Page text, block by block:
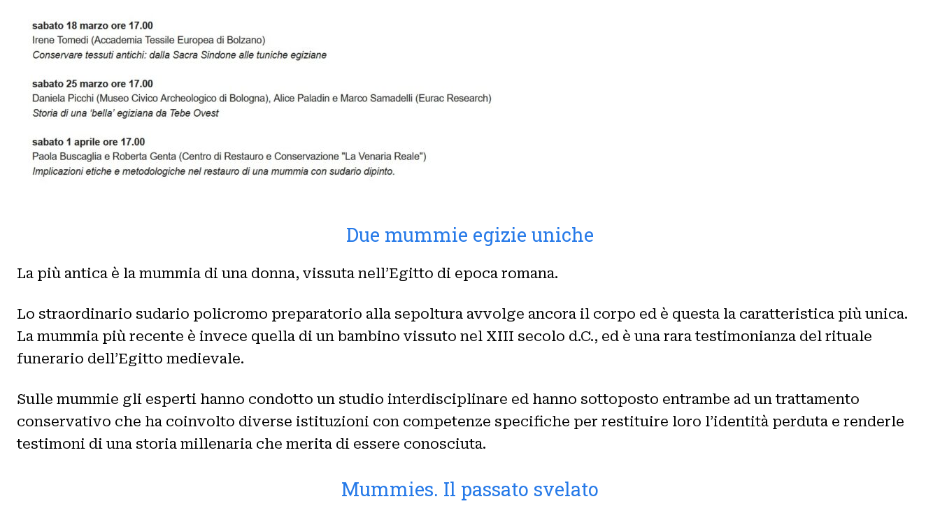
Due mummie egizie uniche
La più antica è la mummia di una donna, vissuta nell’Egitto di epoca romana.
Lo straordinario sudario policromo preparatorio alla sepoltura avvolge ancora il corpo ed è questa la caratteristica più unica.
La mummia più recente è invece quella di un bambino vissuto nel XIII secolo d.C., ed è una rara testimonianza del rituale
funerario dell’Egitto medievale.
Sulle mummie gli esperti hanno condotto un studio interdisciplinare ed hanno sottoposto entrambe ad un trattamento
conservativo che ha coinvolto diverse istituzioni con competenze specifiche per restituire loro l’identità perduta e renderle
testimoni di una storia millenaria che merita di essere conosciuta.
Mummies. Il passato svelato